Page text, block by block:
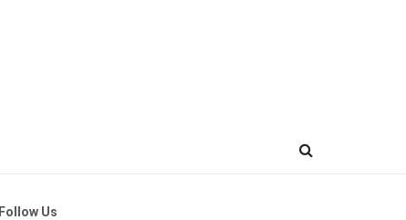
Follow Us